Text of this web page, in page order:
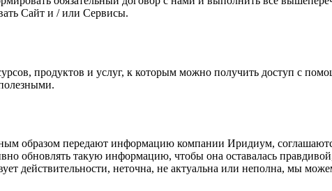
Сайт и / или Сервисы.
продуктов и услуг, к которым можно получить доступ с
образом передают информацию компании Иридиум,
обновлять такую информацию, чтобы она оставалась
действительности, неточна, не актуальна или неполна, мы